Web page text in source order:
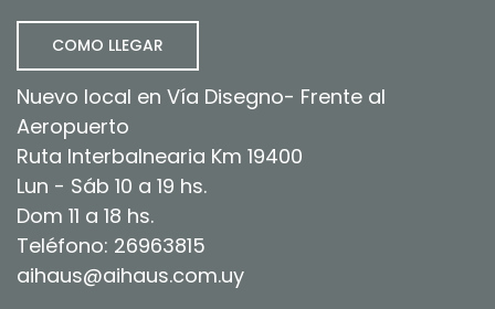
COMO LLEGAR
Nuevo local en Vía Disegno- Frente al
Aeropuerto
Ruta Interbalnearia Km 19400
Lun - Sáb 10 a 19 hs.
Dom 11 a 18 hs.
Teléfono: 26963815
aihaus@aihaus.com.uy